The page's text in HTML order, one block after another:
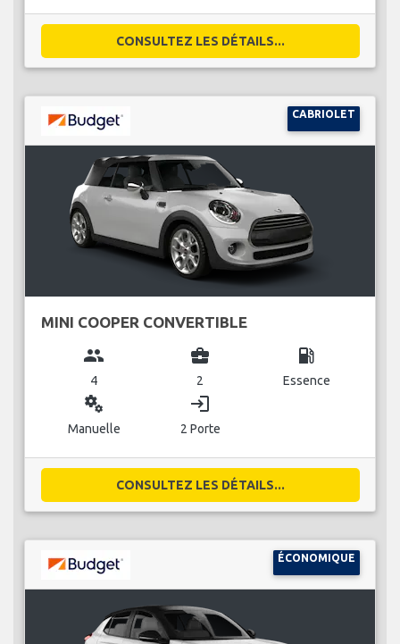
CONSULTEZ LES DÉTAILS...
CABRIOLET
MINI COOPER CONVERTIBLE
group
4
business_center
2
local_gas_station
Essence
miscellaneous_services
Manuelle
login
2 Porte
CONSULTEZ LES DÉTAILS...
ÉCONOMIQUE